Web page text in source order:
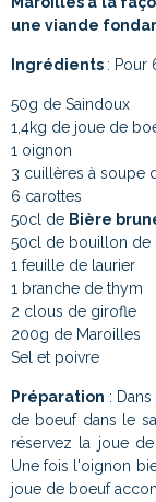
une viande
Ingrédients : Pour
50g de Saindoux
1,4kg de joue de
1 oignon
3 cuillères à soupe
6 carottes
50cl de Bière
50cl de bouillon de
1 feuille de laurier
1 branche de thym
2 clous de girofle
200g de Maroilles
Sel et poivre
Préparation :
de boeuf dans le
réservez la joue
Une fois l'oignon
joue de boeuf